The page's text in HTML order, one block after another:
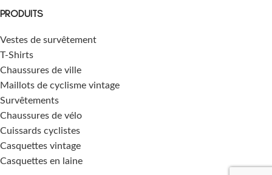
PRODUITS
Vestes de survêtement
T-Shirts
Chaussures de ville
Maillots de cyclisme vintage
Survêtements
Chaussures de vélo
Cuissards cyclistes
Casquettes vintage
Casquettes en laine